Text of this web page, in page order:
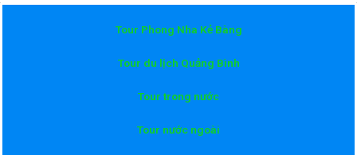
Tour Phong Nha Kẻ Bàng
Tour du lịch Quảng Bình
Tour trong nước
Tour nước ngoài